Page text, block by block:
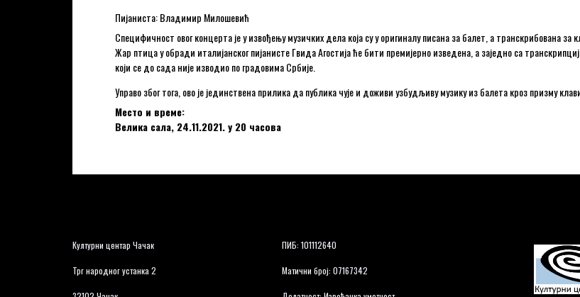
Пијаниста: Владимир Милошевић
Специфичност овог концерта је у извођењу музичких дела која су у оригиналу писана за балет, а транскрибована
Жар птица у обради италијанског пијанисте Гвида Агостија ће бити премијерно изведена, а заједно са
који се до сада није изводио по градовима Србије.
Управо због тога, ово је јединствена прилика да публика чује и доживи узбудљиву музику из балета кроз призму
Место и време:
Велика сала, 24.11.2021. у 20 часова
Културни центар Чачак
Трг народног устанка 2
ПИБ: 101112640
Матични број: 07167342